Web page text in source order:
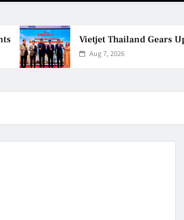
Vietjet Thailand Gears Up
Aug 7, 2026